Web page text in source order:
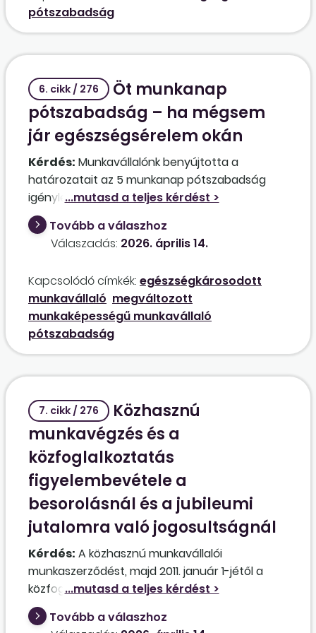
pótszabadság
6. cikk / 276
Öt munkanap
pótszabadság – ha mégsem
jár egészségsérelem okán
Kérdés: Munkavállalónk benyújtotta a
határozatait az 5 munkanap pótszabadság
igényléséhez a megváltozott munkaképessége
miatt. A határozat szerint 2012-ben 40%-os
egészségkárosodást állapítottak meg, azóta
baleseti járadékot kap. A felülvizsgálatok során
alkalommal más százalékban határozták meg.
Az utolsó határozat szerint az összes baleseti
eredetű egészségkárosodás mértéke 33% (3.
fokozat) véglegesen, a vizsgálatkori állapota
alapján ennek további felülvizsgálata nem
szükséges. Jogszerűen jár el a munkáltató, ha
a munkavállaló részére?
Tovább a válaszhoz
Válaszadás: 2026. április 14.
Kapcsolódó címkék: egészségkárosodott
munkavállaló megváltozott
munkaképességű munkavállaló
pótszabadság
7. cikk / 276
Közhasznú
munkavégzés és a
közfoglalkoztatás
figyelembevétele a
besorolásnál és a jubileumi
jutalomra való jogosultságnál
Kérdés: A közhasznú munkavállalói
munkaszerződést, majd 2011. január 1-jétől a
közfoglalkoztatási jogviszonyt be kell-e
számítani a köztisztviselői, a közalkalmazotti,
illetve az egészségügyi szolgálati jogviszony
Tovább a válaszhoz